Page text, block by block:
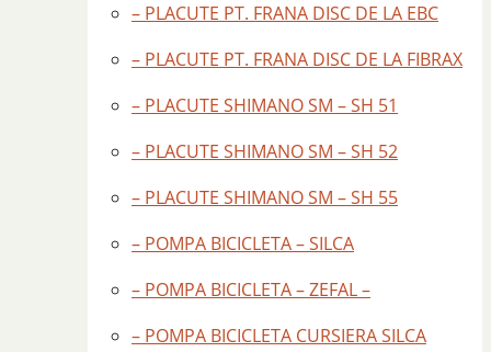
– PLACUTE PT. FRANA DISC DE LA EBC
– PLACUTE PT. FRANA DISC DE LA FIBRAX
– PLACUTE SHIMANO SM – SH 51
– PLACUTE SHIMANO SM – SH 52
– PLACUTE SHIMANO SM – SH 55
– POMPA BICICLETA – SILCA
– POMPA BICICLETA – ZEFAL –
– POMPA BICICLETA CURSIERA SILCA